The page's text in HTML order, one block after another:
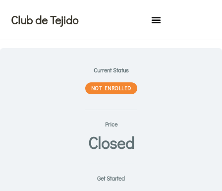
contenido
Club de Tejido
Current Status
NOT ENROLLED
Price
Closed
Get Started